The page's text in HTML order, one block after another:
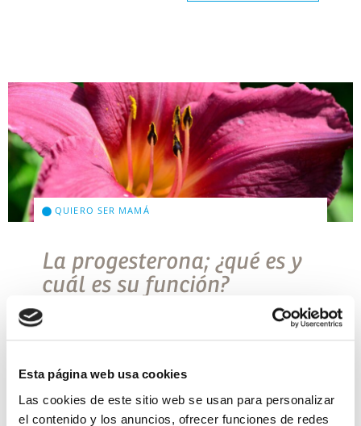
Esta página web usa cookies
Las cookies de este sitio web se usan para personalizar
el contenido y los anuncios, ofrecer funciones de redes
QUIERO SER MAMÁ
La progesterona; ¿qué es y
cuál es su función?
La progesterona es una hormona sexual que se
lútea, es decir en […]
Leer más >